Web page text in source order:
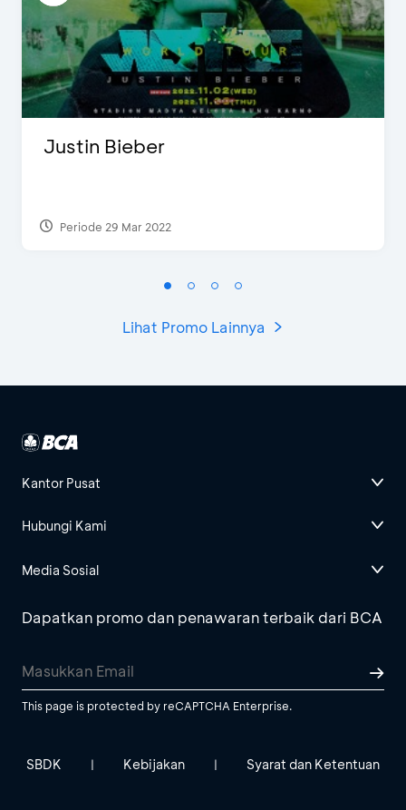
Justin Bieber
Periode 29 Mar 2022
Lihat Promo Lainnya
Kantor Pusat
Hubungi Kami
Media Sosial
Dapatkan promo dan penawaran terbaik dari BCA
This page is protected by reCAPTCHA Enterprise.
SBDK | Kebijakan | Syarat dan Ketentuan